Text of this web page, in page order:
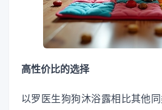
高性价比的选择
以罗医生狗狗沐浴露相比其他